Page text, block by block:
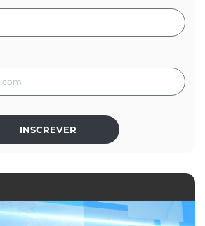
INSCREVER